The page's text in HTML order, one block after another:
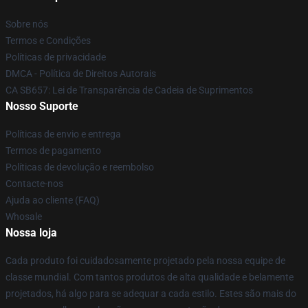
Sobre nós
Termos e Condições
Políticas de privacidade
DMCA - Política de Direitos Autorais
CA SB657: Lei de Transparência de Cadeia de Suprimentos
Nosso Suporte
Políticas de envio e entrega
Termos de pagamento
Políticas de devolução e reembolso
Contacte-nos
Ajuda ao cliente (FAQ)
Whosale
Nossa loja
Cada produto foi cuidadosamente projetado pela nossa equipe de
classe mundial. Com tantos produtos de alta qualidade e belamente
projetados, há algo para se adequar a cada estilo. Estes são mais do